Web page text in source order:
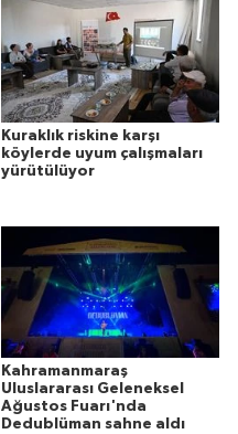
Kuraklık riskine karşı
köylerde uyum çalışmaları
yürütülüyor
Kahramanmaraş
Uluslararası Geleneksel
Ağustos Fuarı'nda
Dedublüman sahne aldı